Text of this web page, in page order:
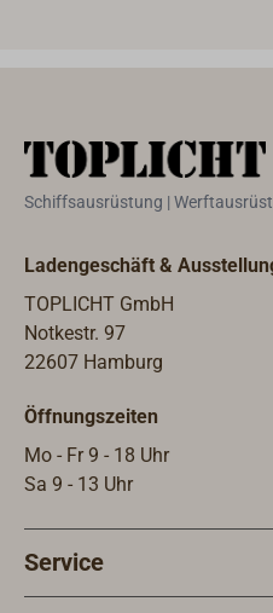
Schiffsausrüstung |
Ladengeschäft &
TOPLICHT GmbH
Notkestr. 97
22607 Hamburg
Öffnungszeiten
Mo - Fr 9 - 18 Uhr
Sa 9 - 13 Uhr
Service